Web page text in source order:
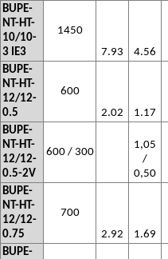
BUPE-
NT-HT-
10/10-
3 IE3
1450
7.93
4.56
BUPE-
NT-HT-
12/12-
0.5
600
2.02
1.17
BUPE-
NT-HT-
12/12-
0.5-2V
600 / 300
1,05
/
0,50
BUPE-
NT-HT-
12/12-
0.75
700
2.92
1.69
BUPE-